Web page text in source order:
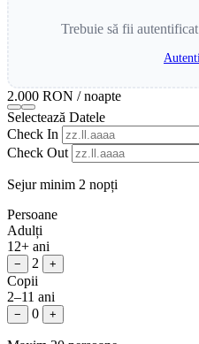
Trebuie să fii
2.000 RON / noapte
Selectează Datele
Check In
Check Out
Sejur minim 2 nopți
Persoane
Adulți
12+ ani
− 2 +
Copii
2–11 ani
− 0 +